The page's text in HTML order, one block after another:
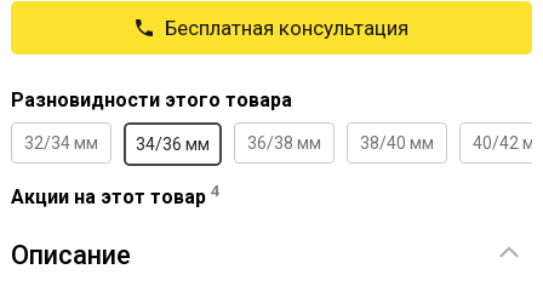
Бесплатная консультация
Разновидности этого товара
32/34 мм 34/36 мм 36/38 мм 38/40 мм 40/42
Акции на этот товар 4
Описание